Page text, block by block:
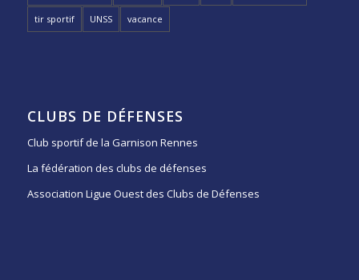
tir sportif UNSS vacance
CLUBS DE DÉFENSES
Club sportif de la Garnison Rennes
La fédération des clubs de défenses
Association Ligue Ouest des Clubs de Défenses